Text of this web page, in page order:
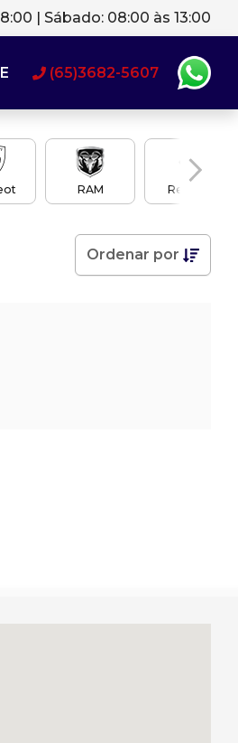
| Sábado: 08:00 às 13:00
(65)3682-5607
RAM Renault
Ordenar por